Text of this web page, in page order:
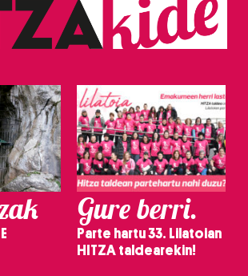
esplizitua ematen diguzu. Gehiago
Gure berri.
Parte hartu 33. Lilatoian
HITZA taldearekin!